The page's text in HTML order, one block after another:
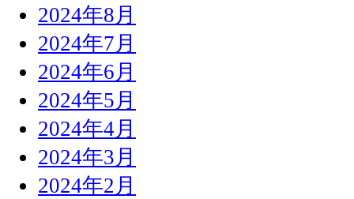
2024年8月
2024年7月
2024年6月
2024年5月
2024年4月
2024年3月
2024年2月